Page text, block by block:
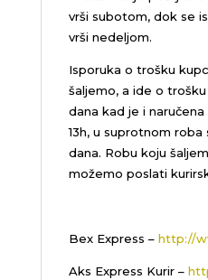
vrši subotom, dok se
vrši nedeljom.
Isporuka o trošku
šaljemo, a ide o
dana kad je i
13h, u suprotnom
dana. Robu koju
možemo poslati
Bex Express – http://
Aks Express Kurir –